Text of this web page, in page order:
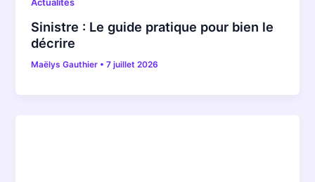
Actualités
Sinistre : Le guide pratique pour bien le
décrire
Maëlys Gauthier •7 juillet 2026